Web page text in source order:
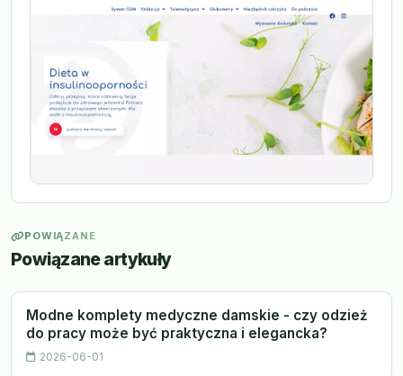
POWIĄZANE
Powiązane artykuły
Modne komplety medyczne damskie - czy odzież
do pracy może być praktyczna i elegancka?
2026-06-01